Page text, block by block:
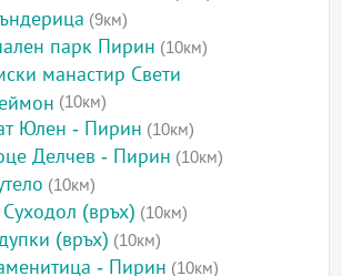
(9км)
парк Пирин (10км)
манастир Свети
(10км)
Юлен - Пирин (10км)
Делчев - Пирин (10км)
(10км)
(връх) (10км)
(връх) (10км)
- Пирин (10км)